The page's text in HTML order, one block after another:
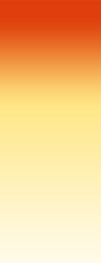
：防水連接器、防水接頭、